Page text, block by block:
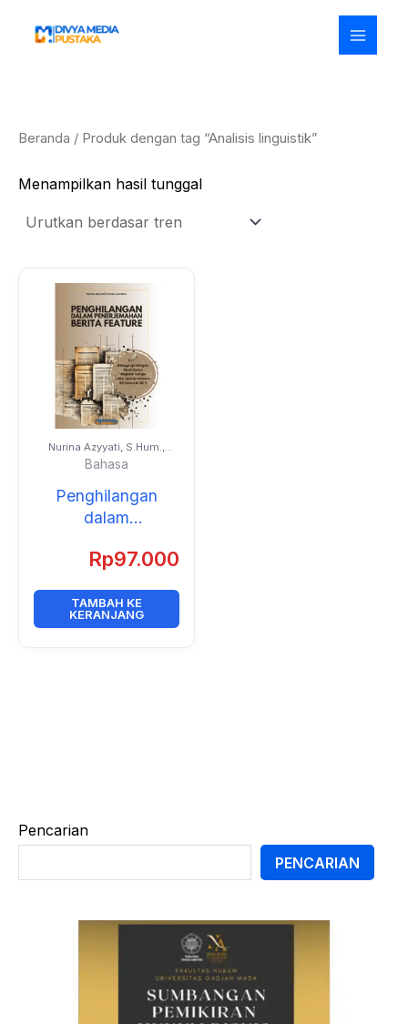
Pencarian
PENCARIAN
Beranda / Produk dengan tag “Analisis linguistik”
Menampilkan hasil tunggal
Nurina Azyyati, S.Hum.,
M.Hum.
Bahasa
Penghilangan
dalam
Berita Feature
Rp97.000
TAMBAH KE
KERANJANG